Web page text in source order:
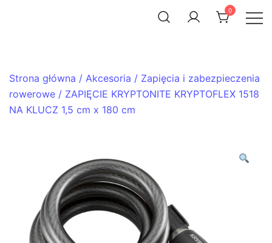
0
Strona główna / Akcesoria / Zapięcia i zabezpieczenia
rowerowe / ZAPIĘCIE KRYPTONITE KRYPTOFLEX 1518
NA KLUCZ 1,5 cm x 180 cm